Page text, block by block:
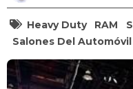
Heavy Duty RAM
Salones Del Automóvil